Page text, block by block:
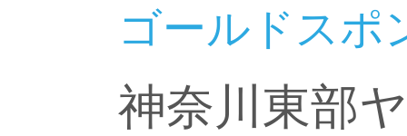
ゴールドスポ
神奈川東部